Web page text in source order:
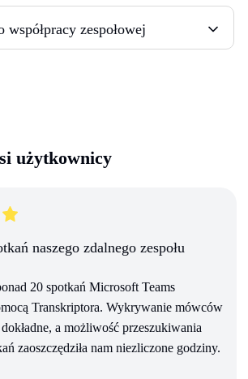
współpracy zespołowej
użytkownicy
naszego zdalnego zespołu
20 spotkań Microsoft Teams
Transkriptora. Wykrywanie mówców
a możliwość przeszukiwania
zaoszczędziła nam niezliczone godziny.